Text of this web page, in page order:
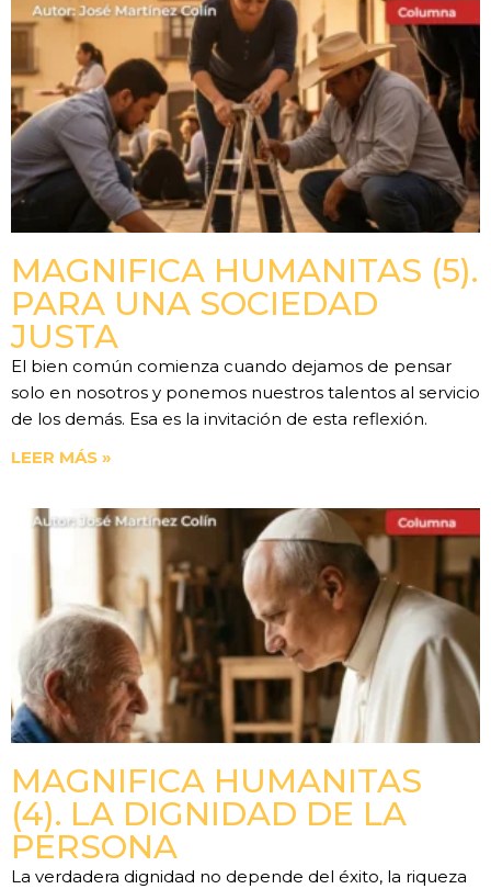
MAGNIFICA HUMANITAS (5).
PARA UNA SOCIEDAD
JUSTA
El bien común comienza cuando dejamos de pensar
solo en nosotros y ponemos nuestros talentos al servicio
de los demás. Esa es la invitación de esta reflexión.
LEER MÁS »
MAGNIFICA HUMANITAS
(4). LA DIGNIDAD DE LA
PERSONA
La verdadera dignidad no depende del éxito, la riqueza